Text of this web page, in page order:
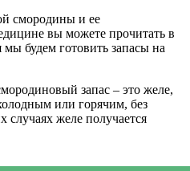
смородины и ее
вы можете прочитать в
будем готовить запасы на
запас – это желе,
или горячим, без
случаях желе получается